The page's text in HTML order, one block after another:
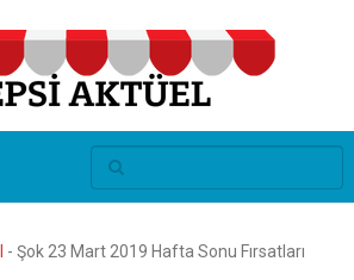
- Şok 23 Mart 2019 Hafta Sonu Fırsatları